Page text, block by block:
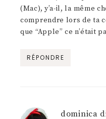
(Mac), y’a-il, la même
comprendre lors de ta
que “Apple” ce n’était
RÉPONDRE
dominica